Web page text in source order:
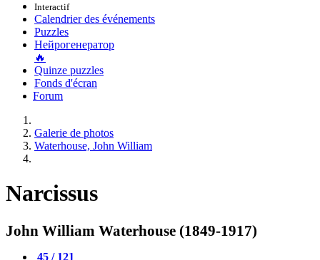
Interactif
Calendrier des événements
Puzzles
Нейрогенератор
🔥
Quinze puzzles
Fonds d'écran
Forum
Galerie de photos
Waterhouse, John William
Narcissus
John William Waterhouse (1849-1917)
45 / 121